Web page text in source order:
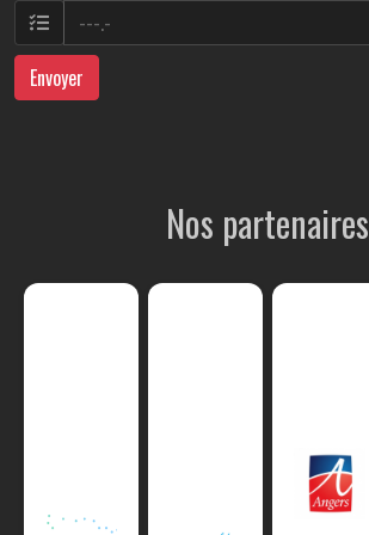
Envoyer
Nos partenaires